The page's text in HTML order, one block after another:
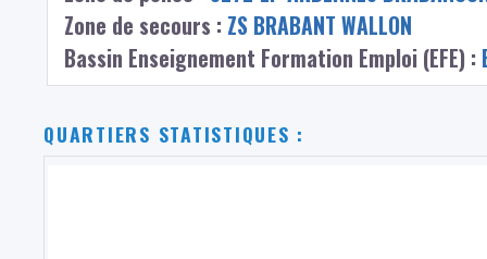
Zone de secours : ZS BRABANT WALLON
Bassin Enseignement Formation Emploi (EFE) :
QUARTIERS STATISTIQUES :